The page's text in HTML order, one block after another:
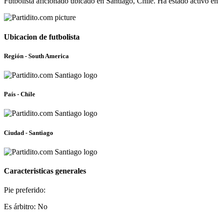
Ubicacion de futbolista
Región - South America
País - Chile
Ciudad - Santiago
Caracteristicas generales
Pie preferido:
Es árbitro: No